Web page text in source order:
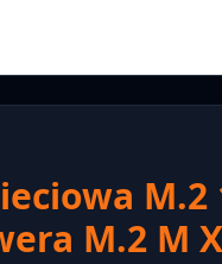
M.2
M.2 M